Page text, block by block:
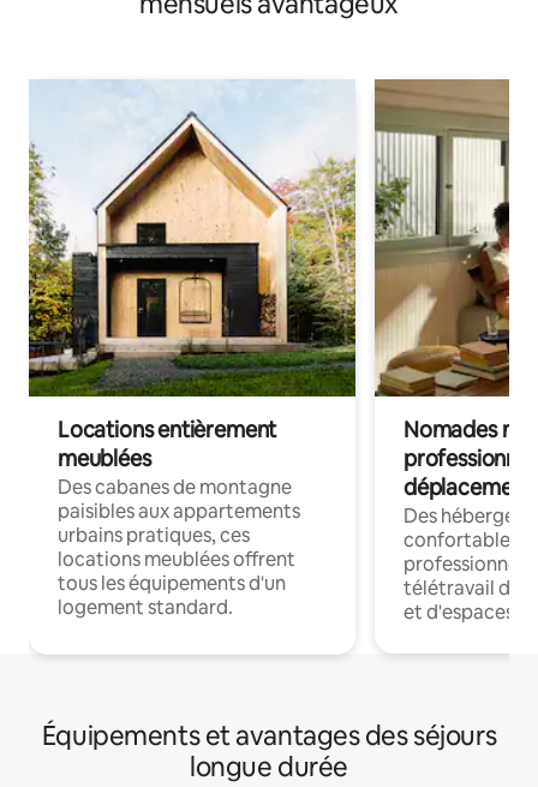
Locations entièrement
meublées
Des cabanes de montagne
paisibles aux appartements
urbains pratiques, ces
locations meublées offrent
tous les équipements d'un
logement standard.
Nomades
déplacement
Des
confortables
professionnels
télétravail
et d'espaces
Équipements et avantages des séjours
longue durée